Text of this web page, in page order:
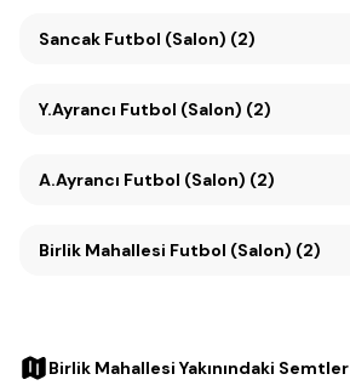
Sancak Futbol (Salon) (2)
Y.Ayrancı Futbol (Salon) (2)
A.Ayrancı Futbol (Salon) (2)
Birlik Mahallesi Futbol (Salon) (2)
Birlik Mahallesi Yakınındaki Semtler